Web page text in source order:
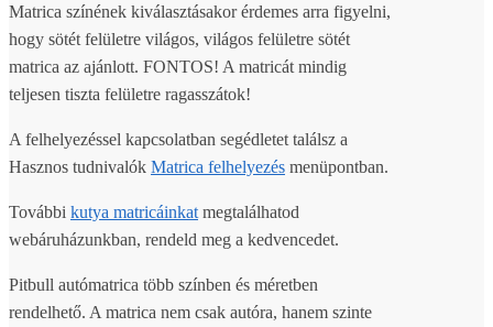
Matrica színének kiválasztásakor érdemes arra figyelni,
hogy sötét felületre világos, világos felületre sötét
matrica az ajánlott. FONTOS! A matricát mindig
teljesen tiszta felületre ragasszátok!
A felhelyezéssel kapcsolatban segédletet találsz a
Hasznos tudnivalók Matrica felhelyezés menüpontban.
További kutya matricáinkat megtalálhatod
webáruházunkban, rendeld meg a kedvencedet.
Pitbull autómatrica több színben és méretben
rendelhető. A matrica nem csak autóra, hanem szinte